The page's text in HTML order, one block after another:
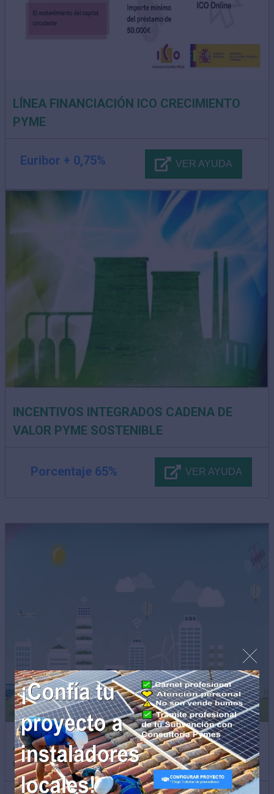
LÍNEA FINANCIACIÓN ICO CRECIMIENTO
PYME
Euribor + 0,75% VER AYUDA
INCENTIVOS INTEGRADOS CADENA DE
VALOR PYME SOSTENIBLE
Porcentaje 65% VER AYUDA
AYUDAS RESIDENCIAL Y TERCIARIO
CONSTRUCCIÓN SOSTENIBLE